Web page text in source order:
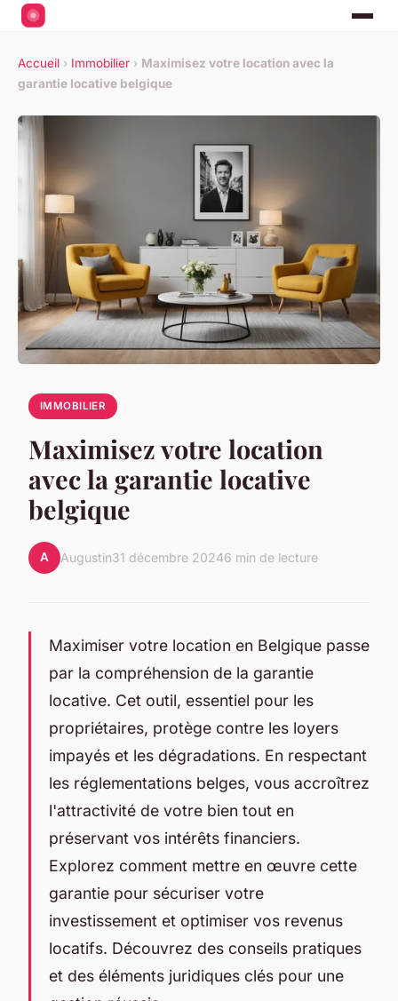
Accueil › Immobilier › Maximisez votre location avec la
garantie locative belgique
IMMOBILIER
Maximisez votre location
avec la garantie locative
belgique
A Augustin31 décembre 20246 min de lecture
Maximiser votre location en Belgique passe
par la compréhension de la garantie
locative. Cet outil, essentiel pour les
propriétaires, protège contre les loyers
impayés et les dégradations. En respectant
les réglementations belges, vous accroîtrez
l'attractivité de votre bien tout en
préservant vos intérêts financiers.
Explorez comment mettre en œuvre cette
garantie pour sécuriser votre
investissement et optimiser vos revenus
locatifs. Découvrez des conseils pratiques
et des éléments juridiques clés pour une